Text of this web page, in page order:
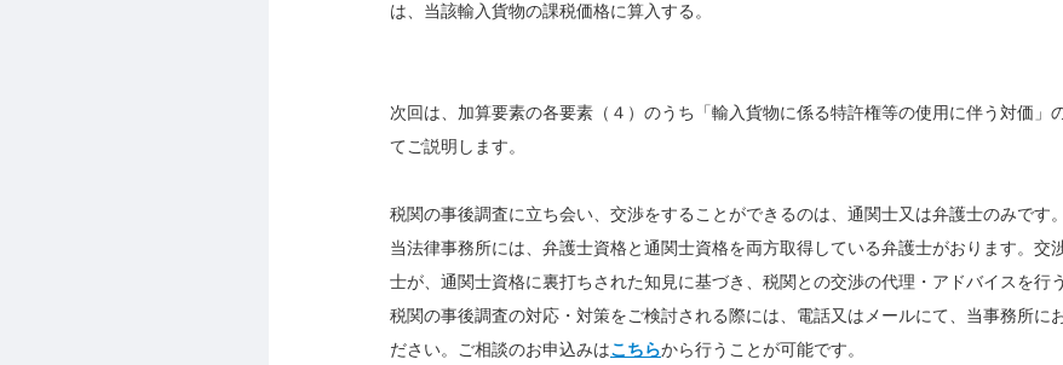
は、当該輸入貨物の課税価格に算入する。
次回は、加算要素の各要素（４）のうち「輸入貨物に係る特許権等の使用に伴う対価」
てご説明します。
税関の事後調査に立ち会い、交渉をすることができるのは、通関士又は弁護士のみです。
当法律事務所には、弁護士資格と通関士資格を両方取得している弁護士がおります。交
士が、通関士資格に裏打ちされた知見に基づき、税関との交渉の代理・アドバイスを行
税関の事後調査の対応・対策をご検討される際には、 電話又はメールにて、当事務所に
ださい。ご相談のお申込みはこちらから行うことが可能です。